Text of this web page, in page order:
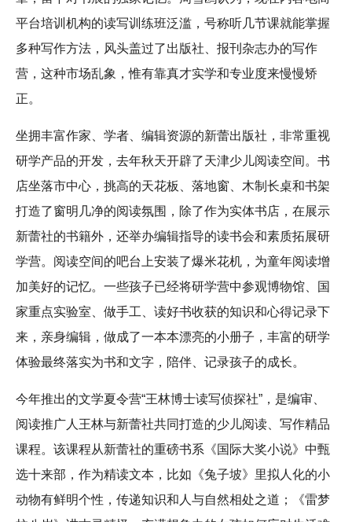
平台培训机构的读写训练班泛滥，号称听几节课就能掌握
多种写作方法，风头盖过了出版社、报刊杂志办的写作
营，这种市场乱象，惟有靠真才实学和专业度来慢慢矫
正。
坐拥丰富作家、学者、编辑资源的新蕾出版社，非常重视
研学产品的开发，去年秋天开辟了天津少儿阅读空间。书
店坐落市中心，挑高的天花板、落地窗、木制长桌和书架
打造了窗明几净的阅读氛围，除了作为实体书店，在展示
新蕾社的书籍外，还举办编辑指导的读书会和素质拓展研
学营。阅读空间的吧台上安装了爆米花机，为童年阅读增
加美好的记忆。一些孩子已经将研学营中参观博物馆、国
家重点实验室、做手工、读好书收获的知识和心得记录下
来，亲身编辑，做成了一本本漂亮的小册子，丰富的研学
体验最终落实为书和文字，陪伴、记录孩子的成长。
今年推出的文学夏令营“王林博士读写侦探社”，是编审、
阅读推广人王林与新蕾社共同打造的少儿阅读、写作精品
课程。该课程从新蕾社的重磅书系《国际大奖小说》中甄
选十来部，作为精读文本，比如《兔子坡》里拟人化的小
动物有鲜明个性，传递知识和人与自然相处之道；《雷梦